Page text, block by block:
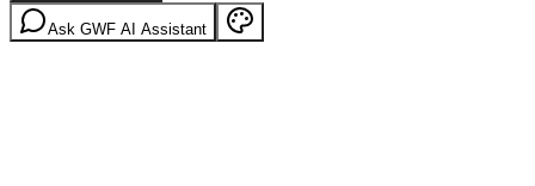
Ask GWF AI Assistant